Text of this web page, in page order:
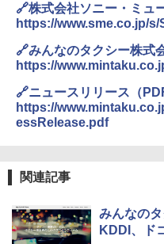
防災用
送
￥3,680
Across
1cm ソ
通気窓
コンパ
🔗株式会社ソニー・ミュ
https://www.sme.co.jp/s/
🔗みんなのタクシー株式
https://
🔗ニュースリリース（
https://
essRelease.pdf
関連記事
みんなの
KDDI、ド